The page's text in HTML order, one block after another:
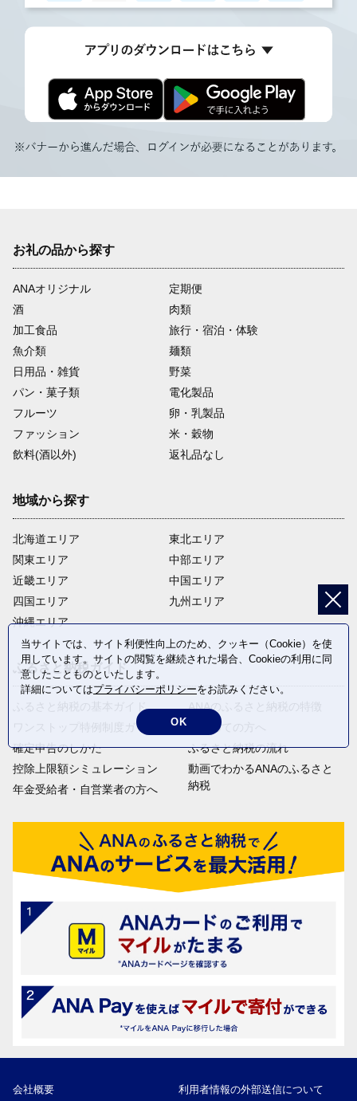
お礼の品から探す
ANAオリジナル
定期便
酒
肉類
加工食品
旅行・宿泊・体験
魚介類
麺類
日用品・雑貨
野菜
パン・菓子類
電化製品
フルーツ
卵・乳製品
ファッション
米・穀物
飲料(酒以外)
返礼品なし
地域から探す
北海道エリア
関東エリア
近畿エリア
四国エリア
沖縄エリア
東北エリア
中部エリア
中国エリア
九州エリア
ふるさと納税ガイド
ふるさと納税の基本ガイド
ワンストップ特例制度ガイド
確定申告のしかた
控除上限額シミュレーション
年金受給者・自営業者の方へ
ANAのふるさと納税の特徴
はじめての方へ
ふるさと納税の流れ
動画でわかるANAのふるさと
納税
会社概要 利用者情報の外部送信について
当サイトでは、サイト利便性向上のため、クッキー（Cookie）を使
用しています。サイトの閲覧を継続された場合、Cookieの利用に同
意したことものといたします。
詳細についてはプライバシーポリシーをお読みください。
OK